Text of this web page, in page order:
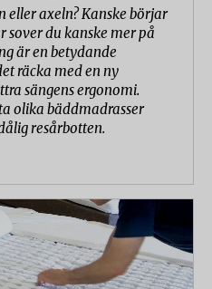
eller axeln? Kanske börjar
sover du kanske mer på
är en betydande
räcka med en ny
sängens ergonomi.
olika bäddmadrasser
resårbotten.